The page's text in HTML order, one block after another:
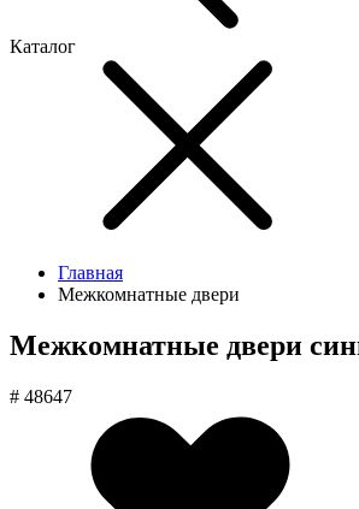
Каталог
Главная
Межкомнатные двери
Межкомнатные двери
# 48647